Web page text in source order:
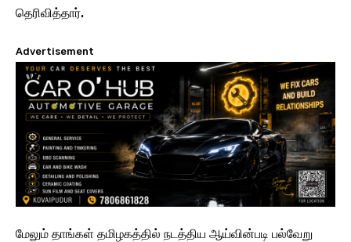
தெரிவித்தார்.
Advertisement
மேலும் தாங்கள் தமிழகத்தில் நடத்திய ஆய்வின்படி பல்வேறு